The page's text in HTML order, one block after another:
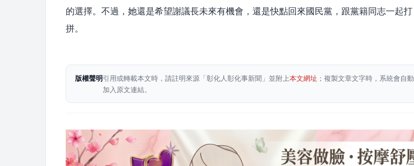
的選擇。不過，她還是希望謝議長未來有機會，還是快點回來國民黨，跟黨籍同志一起打
拼。
版權聲明引用或轉載本文時，請註明來源「彰化人彰化事新聞」並附上本文網址 ；複製文章文字時，系統會自動
加入原文連結。